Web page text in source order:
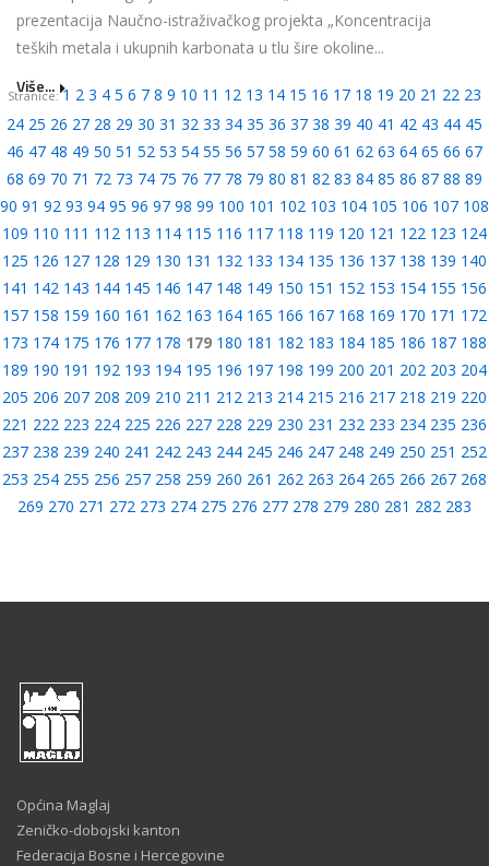
prezentacija Naučno-istraživačkog projekta „Koncentracija
teških metala i ukupnih karbonata u tlu šire okoline...
Više...
Stranice:1 2 3 4 5 6 7 8 9 10 11 12 13 14 15 16 17 18 19 20 21 22 23
24 25 26 27 28 29 30 31 32 33 34 35 36 37 38 39 40 41 42 43 44 45
46 47 48 49 50 51 52 53 54 55 56 57 58 59 60 61 62 63 64 65 66 67
68 69 70 71 72 73 74 75 76 77 78 79 80 81 82 83 84 85 86 87 88 89
90 91 92 93 94 95 96 97 98 99 100 101 102 103 104 105 106 107 108
109 110 111 112 113 114 115 116 117 118 119 120 121 122 123 124
125 126 127 128 129 130 131 132 133 134 135 136 137 138 139 140
141 142 143 144 145 146 147 148 149 150 151 152 153 154 155 156
157 158 159 160 161 162 163 164 165 166 167 168 169 170 171 172
173 174 175 176 177 178 179 180 181 182 183 184 185 186 187 188
189 190 191 192 193 194 195 196 197 198 199 200 201 202 203 204
205 206 207 208 209 210 211 212 213 214 215 216 217 218 219 220
221 222 223 224 225 226 227 228 229 230 231 232 233 234 235 236
237 238 239 240 241 242 243 244 245 246 247 248 249 250 251 252
253 254 255 256 257 258 259 260 261 262 263 264 265 266 267 268
269 270 271 272 273 274 275 276 277 278 279 280 281 282 283
Općina Maglaj
Zeničko-dobojski kanton
Federacija Bosne i Hercegovine